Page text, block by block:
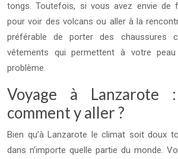
tongs. Toutefois, si vous avez envie de
pour voir des volcans ou aller à la
préférable de porter des chaussures
vêtements qui permettent à votre
problème.
Voyage à Lanzarote
comment y aller ?
Bien qu’à Lanzarote le climat soit doux
dans n’importe quelle partie du monde.